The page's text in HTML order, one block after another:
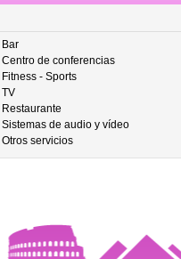
Bar
Centro de conferencias
Fitness - Sports
TV
Restaurante
Sistemas de audio y vídeo
Otros servicios